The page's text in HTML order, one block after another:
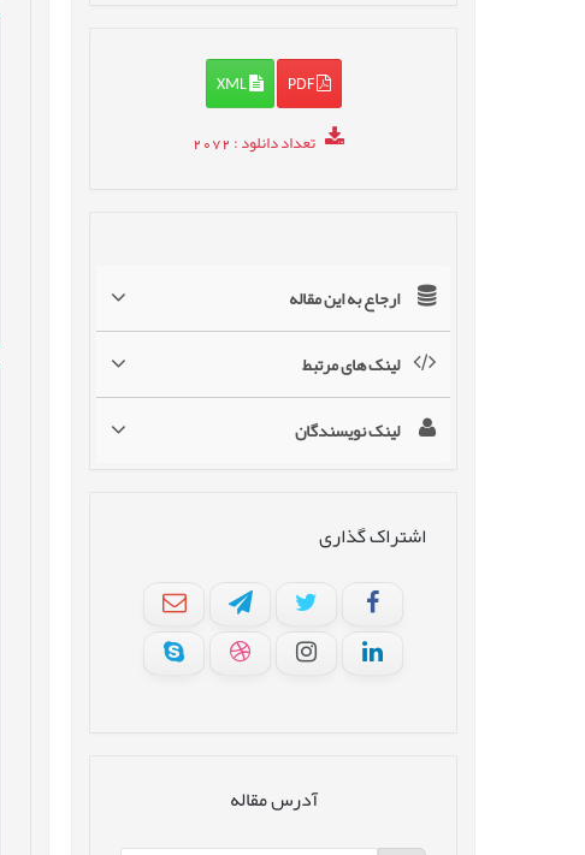
PDF
XML
تعداد دانلود: 2072
ارجاع به این مقاله
لینک های مرتبط
لینک نویسندگان
اشتراک گذاری
آدرس مقاله